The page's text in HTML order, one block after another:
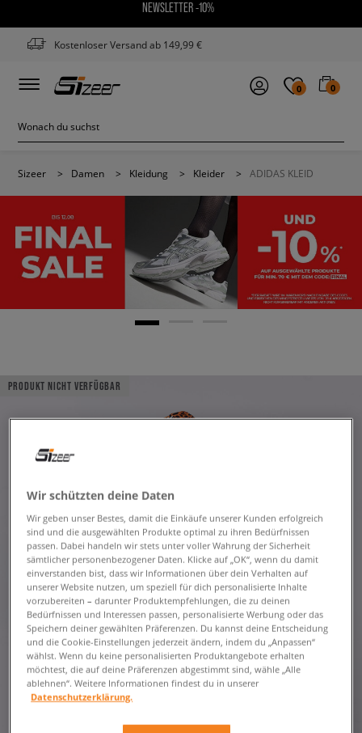
NEWSLETTER -10%
Kostenloser Versand ab 149,99 €
0 0
Sizeer > Damen > Kleidung > Kleider > ADIDAS KLEID
PRODUKT NICHT VERFÜGBAR
Wir schützten deine Daten
Wir geben unser Bestes, damit die Einkäufe unserer Kunden erfolgreich
sind und die ausgewählten Produkte optimal zu ihren Bedürfnissen
passen. Dabei handeln wir stets unter voller Wahrung der Sicherheit
sämtlicher personenbezogener Daten. Klicke auf „OK“, wenn du damit
einverstanden bist, dass wir Informationen über dein Verhalten auf
unserer Website nutzen, um speziell für dich personalisierte Inhalte
vorzubereiten – darunter Produktempfehlungen, die zu deinen
Bedürfnissen und Interessen passen, personalisierte Werbung oder das
Speichern deiner gewählten Präferenzen. Du kannst deine Entscheidung
und die Cookie-Einstellungen jederzeit ändern, indem du „Anpassen“
wählst. Wenn du keine personalisierten Produktangebote erhalten
möchtest, die auf deine Präferenzen abgestimmt sind, wähle „Alle
ablehnen“. Weitere Informationen findest du in unserer
Datenschutzerklärung.